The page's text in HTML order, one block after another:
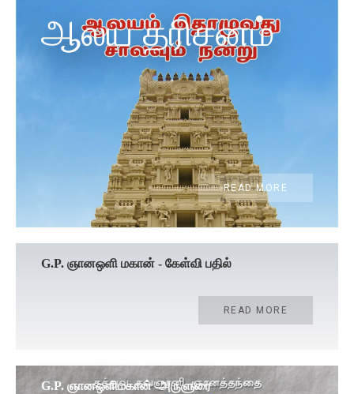
ஆலய தரிசனம்
READ MORE
G.P. ஞானஒளி மகான் - கேள்வி பதில்
READ MORE
G.P. ஞானஒளிமகான் -அருளுரை